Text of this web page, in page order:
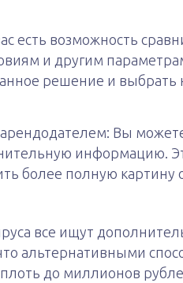
есть возможность
и другим
решение и
Вы
информацию.
более полную картину
все ищут
альтернативными
до миллионов